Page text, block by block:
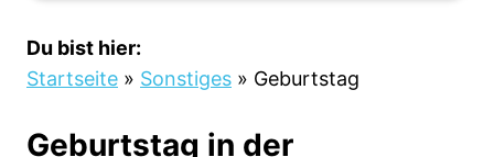
Du bist hier:
Startseite » Sonstiges » Geburtstag
Geburtstag in der